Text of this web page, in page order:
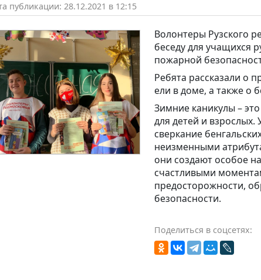
публикации: 28.12.2021 в 12:15
Волонтеры Рузского
беседу для учащихся
пожарной
Ребята рассказали о
ели в доме, а также о
Зимние каникулы –
для детей и
сверкание
неизменными
они создают особое
счастливыми
предосторожности,
безопасности.
Поделиться в соцсетях: